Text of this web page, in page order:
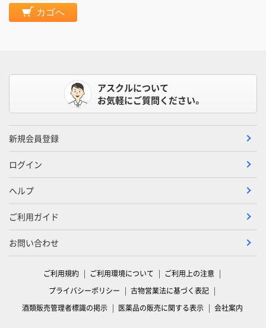
カゴへ
アスクルについて
お気軽にご質問ください。
新規会員登録
ログイン
ヘルプ
ご利用ガイド
お問い合わせ
ご利用規約 ご利用環境について
ご利用上の注意
プライバシーポリシー
古物営業法に基づく表記
酒類販売管理者標識の掲示
医薬品の販売に関する表示 会社案内